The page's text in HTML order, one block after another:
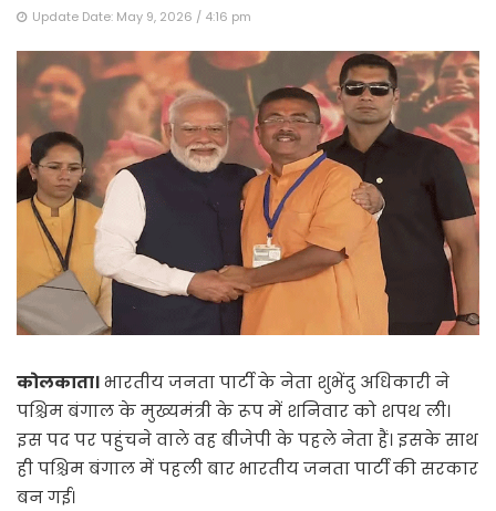
Update Date: May 9, 2026 / 4:16 pm
कोलकाता।भारतीय जनता पार्टी के नेता शुभेंदु अधिकारी ने
पश्चिम बंगाल के मुख्यमंत्री के रूप में शनिवार को शपथ ली।
इस पद पर पहुंचने वाले वह बीजेपी के पहले नेता हैं। इसके साथ
ही पश्चिम बंगाल में पहली बार भारतीय जनता पार्टी की सरकार
बन गई।